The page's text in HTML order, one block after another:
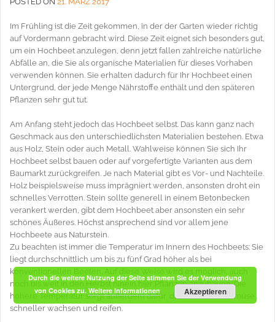
Im Frühling ist die Zeit gekommen, in der der Garten wieder richtig
auf Vordermann gebracht wird. Diese Zeit eignet sich besonders gut,
um ein Hochbeet anzulegen, denn jetzt fallen zahlreiche natürliche
Abfälle an, die Sie als organische Materialien für dieses Vorhaben
verwenden können. Sie erhalten dadurch für Ihr Hochbeet einen
Untergrund, der jede Menge Nährstoffe enthält und den späteren
Pflanzen sehr gut tut.
Am Anfang steht jedoch das Hochbeet selbst. Das kann ganz nach
Geschmack aus den unterschiedlichsten Materialien bestehen. Etwa
aus Holz, Stein oder auch Metall. Wahlweise können Sie sich Ihr
Hochbeet selbst bauen oder auf vorgefertigte Varianten aus dem
Baumarkt zurückgreifen. Je nach Material gibt es Vor- und Nachteile.
Holz beispielsweise muss imprägniert werden, ansonsten droht ein
schnelles Verrotten. Stein sollte generell in einem Betonbecken
verankert werden, gibt dem Hochbeet aber ansonsten ein sehr
schönes Äußeres. Höchst ansprechend sind vor allem jene
Hochbeete aus Naturstein.
Zu beachten ist immer die Temperatur im Innern des Hochbeets: Sie
liegt durchschnittlich um bis zu fünf Grad höher als bei
konventionellen Beeten. Auf diese Weise wird es möglich, auch
noch bis weit in den Herbst hinein hier Pflanzen anzubauen. Die
höhere Temperatur sorgt außerdem dafür, dass Obst und Gemüse
schneller wachsen und reifen.
Durch die weitere Nutzung der Seite stimmen Sie der Verwendung
von Cookies zu.Weitere Informationen Akzeptieren